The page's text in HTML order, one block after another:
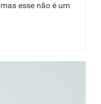
esse não é um